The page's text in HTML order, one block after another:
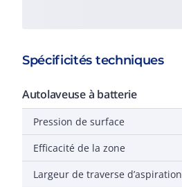
Spécificités techniques
Autolaveuse à batterie
Pression de surface
Efficacité de la zone
Largeur de traverse d’aspiration